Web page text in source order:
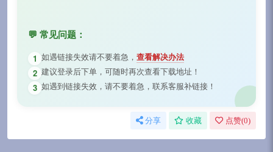
💬 常见问题：
1 如遇链接失效请不要着急， 查看解决办法
2 建议登录后下单，可随时再次查看下载地址！
3 如遇到链接失效，请不要着急，联系客服补链接！
分享 收藏 点赞(0)